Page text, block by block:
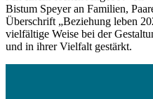
Bistum Speyer an Familien,
Überschrift „Beziehung leben
vielfältige Weise bei der
und in ihrer Vielfalt gestärkt.